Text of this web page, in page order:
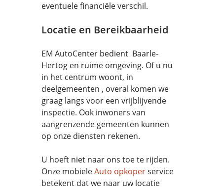
eventuele financiële verschil.
Locatie en Bereikbaarheid
EM AutoCenter bedient Baarle-
Hertog en ruime omgeving. Of u nu
in het centrum woont, in
deelgemeenten , overal komen we
graag langs voor een vrijblijvende
inspectie. Ook inwoners van
aangrenzende gemeenten kunnen
op onze diensten rekenen.
U hoeft niet naar ons toe te rijden.
Onze mobieleAuto opkoperservice
betekent dat we naar uw locatie